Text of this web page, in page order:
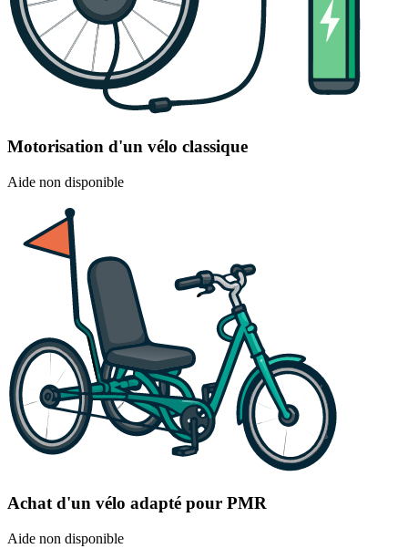
Motorisation d'un vélo classique
Aide non disponible
Achat d'un vélo adapté pour PMR
Aide non disponible